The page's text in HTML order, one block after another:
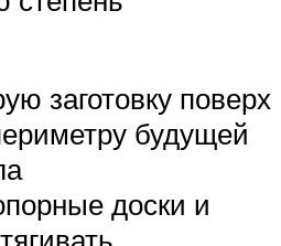
заготовку поверх
будущей
доски и